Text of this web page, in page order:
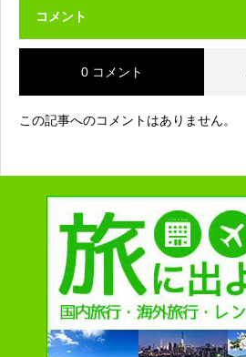
コメント
0 コメント
この記事へのコメントはありません。